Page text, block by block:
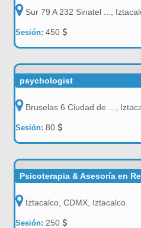
Sur 79 A 232 Sinatel ...,
Sesión:450
psychologist
Bruselas 6 Ciudad de ...,
Sesión:80
Psicoterapia & Asesoría en
Iztacalco, CDMX, Iztacalco
Sesión:250